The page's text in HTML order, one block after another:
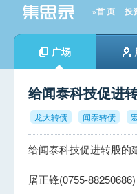
»首 页 投
广场
给闻泰科技促进
龙大转债 闻泰转债
给闻泰科技促进转股的
屠正锋(0755-88250686)